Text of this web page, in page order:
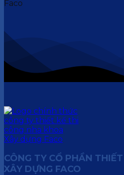
CÔNG TY CỔ PHẦN
XÂY DỰNG FACO